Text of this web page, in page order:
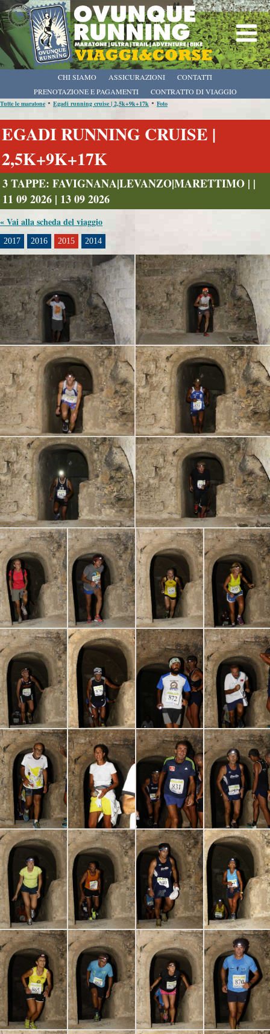
CHI SIAMO
PRENOTAZIONE E PAGAMENTI
CONTRATTO DI VIAGGIO
ASSICURAZIONI CONTATTI
Tutte le maratone • Egadi running cruise | 2,5k+9k+17k • Foto
EGADI RUNNING CRUISE |
2,5K+9K+17K
3 TAPPE: FAVIGNANA|LEVANZO|MARETTIMO | |
11 09 2026 | 13 09 2026
« Vai alla scheda del viaggio
2017 2016 2015 2014